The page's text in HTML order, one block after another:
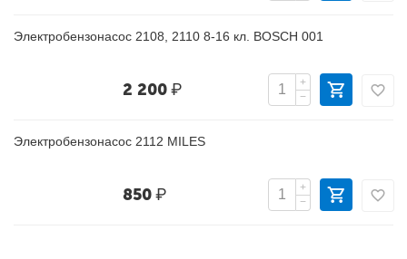
Электробензонасос 2108, 2110 8-16 кл. BOSCH 001
2 200₽
+
−
Электробензонасос 2112 MILES
850₽
+
−